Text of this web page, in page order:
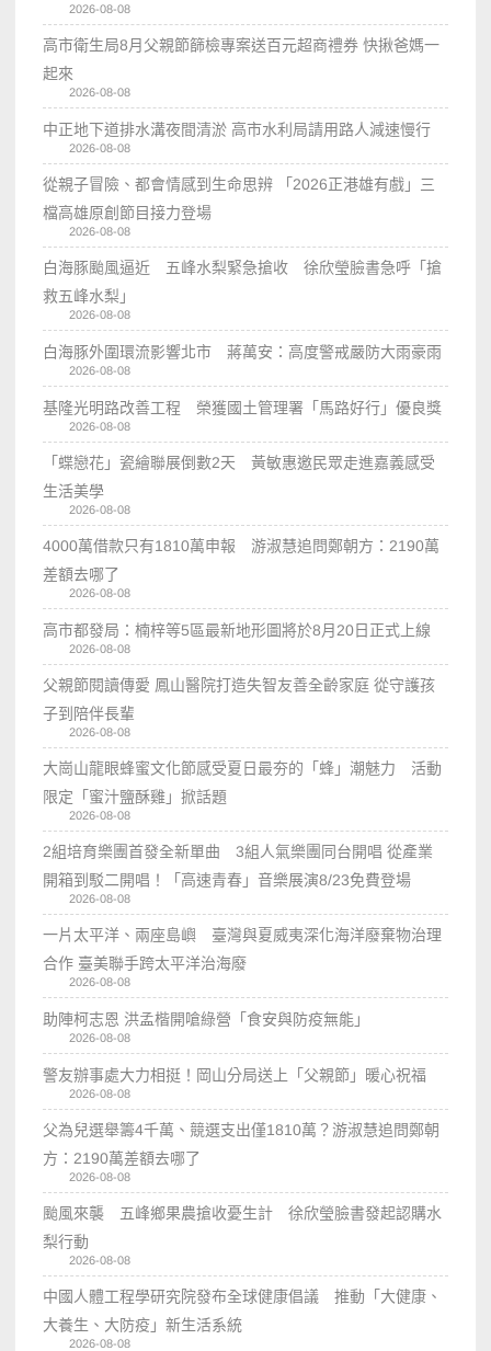
2026-08-08
高市衛生局8月父親節篩檢專案送百元超商禮券 快揪爸媽一
起來
2026-08-08
中正地下道排水溝夜間清淤 高市水利局請用路人減速慢行
2026-08-08
從親子冒險、都會情感到生命思辨 「2026正港雄有戲」三
檔高雄原創節目接力登場
2026-08-08
白海豚颱風逼近 五峰水梨緊急搶收 徐欣瑩臉書急呼「搶
救五峰水梨」
2026-08-08
白海豚外圍環流影響北市 蔣萬安：高度警戒嚴防大雨豪雨
2026-08-08
基隆光明路改善工程 榮獲國土管理署「馬路好行」優良獎
2026-08-08
「蝶戀花」瓷繪聯展倒數2天 黃敏惠邀民眾走進嘉義感受
生活美學
2026-08-08
4000萬借款只有1810萬申報 游淑慧追問鄭朝方：2190萬
差額去哪了
2026-08-08
高市都發局：楠梓等5區最新地形圖將於8月20日正式上線
2026-08-08
父親節閱讀傳愛 鳳山醫院打造失智友善全齡家庭 從守護孩
子到陪伴長輩
2026-08-08
大崗山龍眼蜂蜜文化節感受夏日最夯的「蜂」潮魅力 活動
限定「蜜汁鹽酥雞」掀話題
2026-08-08
2組培育樂團首發全新單曲 3組人氣樂團同台開唱 從產業
開箱到駁二開唱！「高速青春」音樂展演8/23免費登場
2026-08-08
一片太平洋、兩座島嶼 臺灣與夏威夷深化海洋廢棄物治理
合作 臺美聯手跨太平洋治海廢
2026-08-08
助陣柯志恩 洪孟楷開嗆綠營「食安與防疫無能」
2026-08-08
警友辦事處大力相挺！岡山分局送上「父親節」暖心祝福
2026-08-08
父為兒選舉籌4千萬、競選支出僅1810萬？游淑慧追問鄭朝
方：2190萬差額去哪了
2026-08-08
颱風來襲 五峰鄉果農搶收憂生計 徐欣瑩臉書發起認購水
梨行動
2026-08-08
中國人體工程學研究院發布全球健康倡議 推動「大健康、
大養生、大防疫」新生活系統
2026-08-08